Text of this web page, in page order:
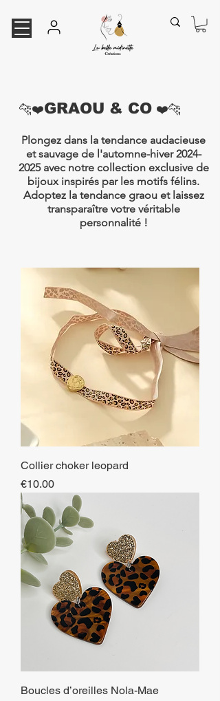
🐆❤️GRAOU & CO ❤️🐆
Plongez dans la tendance audacieuse
et sauvage de l'automne-hiver2024-
2025avec notre collection exclusive de
bijoux inspirés par les motifs félins.
Adoptez la tendance graou et laissez
transparaître votre véritable
personnalité !
Collier choker leopard
Price
€10.00
Boucles d’oreilles Nola-Mae